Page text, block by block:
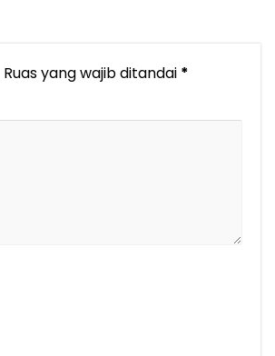
Ruas yang wajib ditandai *